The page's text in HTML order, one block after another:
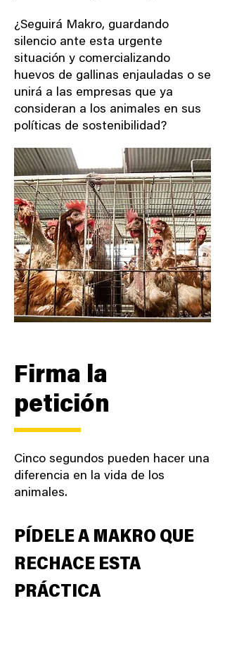
​​¿Seguirá Makro, guardando
silencio ante esta urgente
situación y comercializando
huevos de gallinas enjauladas o se
unirá a las empresas que ya
consideran a los animales en sus
políticas de sostenibilidad?
Firma la
petición
Cinco segundos pueden hacer una
diferencia en la vida de los
animales.
PÍDELE A MAKRO QUE
RECHACE ESTA
PRÁCTICA